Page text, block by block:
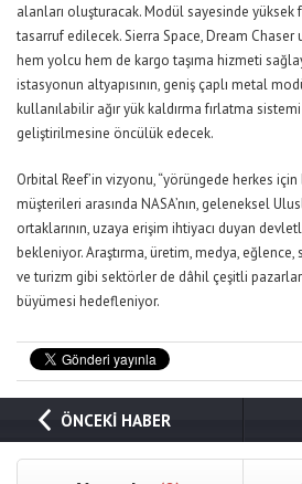
alanları oluşturacak. Modül sayesinde
tasarruf edilecek. Sierra Space, Dream Chaser
hem yolcu hem de kargo taşıma hizmeti
istasyonun altyapısının, geniş çaplı metal
kullanılabilir ağır yük kaldırma fırlatma
geliştirilmesine öncülük edecek.
Orbital Reef’in vizyonu, “yörüngede herkes
müşterileri arasında NASA’nın, geleneksel
ortaklarının, uzaya erişim ihtiyacı duyan
bekleniyor. Araştırma, üretim, medya,
ve turizm gibi sektörler de dâhil çeşitli
büyümesi hedefleniyor.
ÖNCEKİ HABER